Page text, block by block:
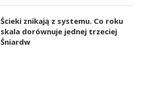
Ścieki znikają z systemu. Co roku
skala dorównuje jednej trzeciej
Śniardw